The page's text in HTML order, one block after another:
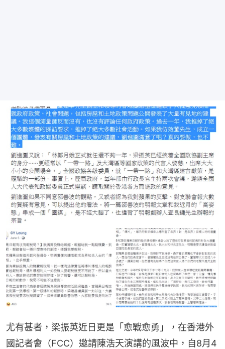
尤有甚者，梁振英近日更是「愈戰愈勇」，在香港外
國記者會（FCC）邀請陳浩天演講的風波中，自8月4